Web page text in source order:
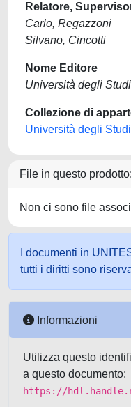
Relatore,
Carlo, Regazzoni
Silvano, Cincotti
Nome Editore
Università degli
Collezione di
Università degli
File in questo prodotto:
Non ci sono file
I documenti in
tutti i diritti sono
Informazioni
Utilizza questo
a questo documento:
https://